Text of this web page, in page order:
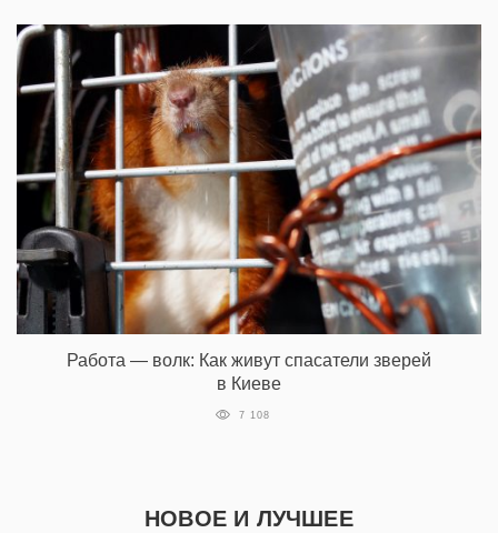
Работа — волк: Как живут спасатели зверей
в Киеве
7 108
НОВОЕ И ЛУЧШЕЕ